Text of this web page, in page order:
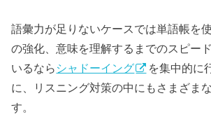
語彙力が足りないケースでは単語帳を
の強化、意味を理解するまでのスピー
いるなら シャドーイング
を集中的に
に、リスニング対策の中にもさまざま
す。